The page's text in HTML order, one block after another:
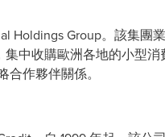
Holdings Group。該集
中收購歐洲各地的小型
作夥伴關係。